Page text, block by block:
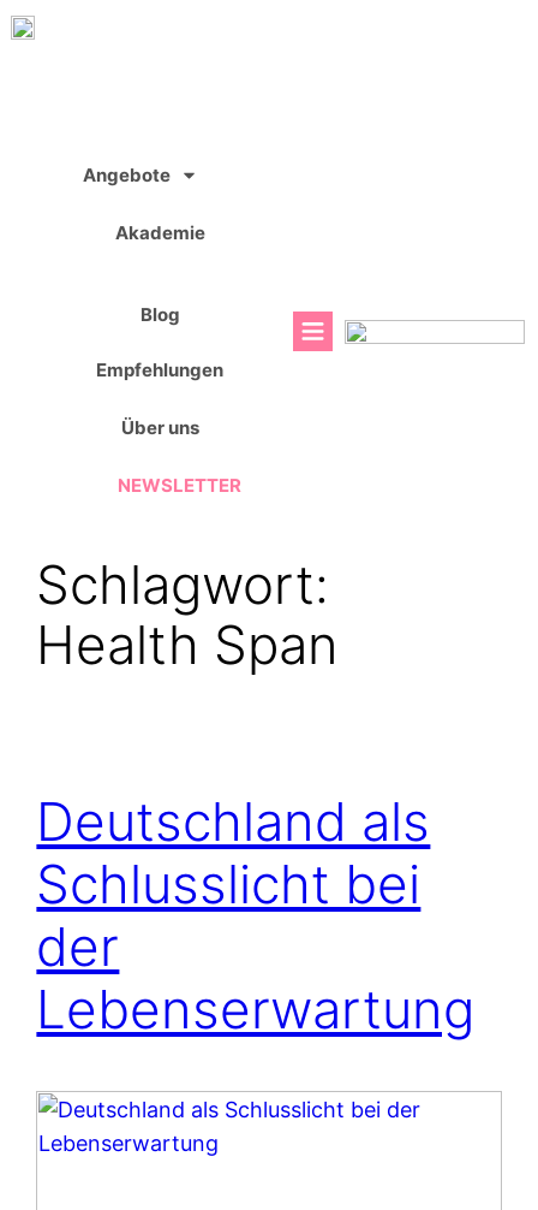
Zum
Angebote
Akademie
Blog
Empfehlungen
Über uns
NEWSLETTER
Schlagwort:
Health Span
Deutschland als
Schlusslicht bei
der
Lebenserwartung